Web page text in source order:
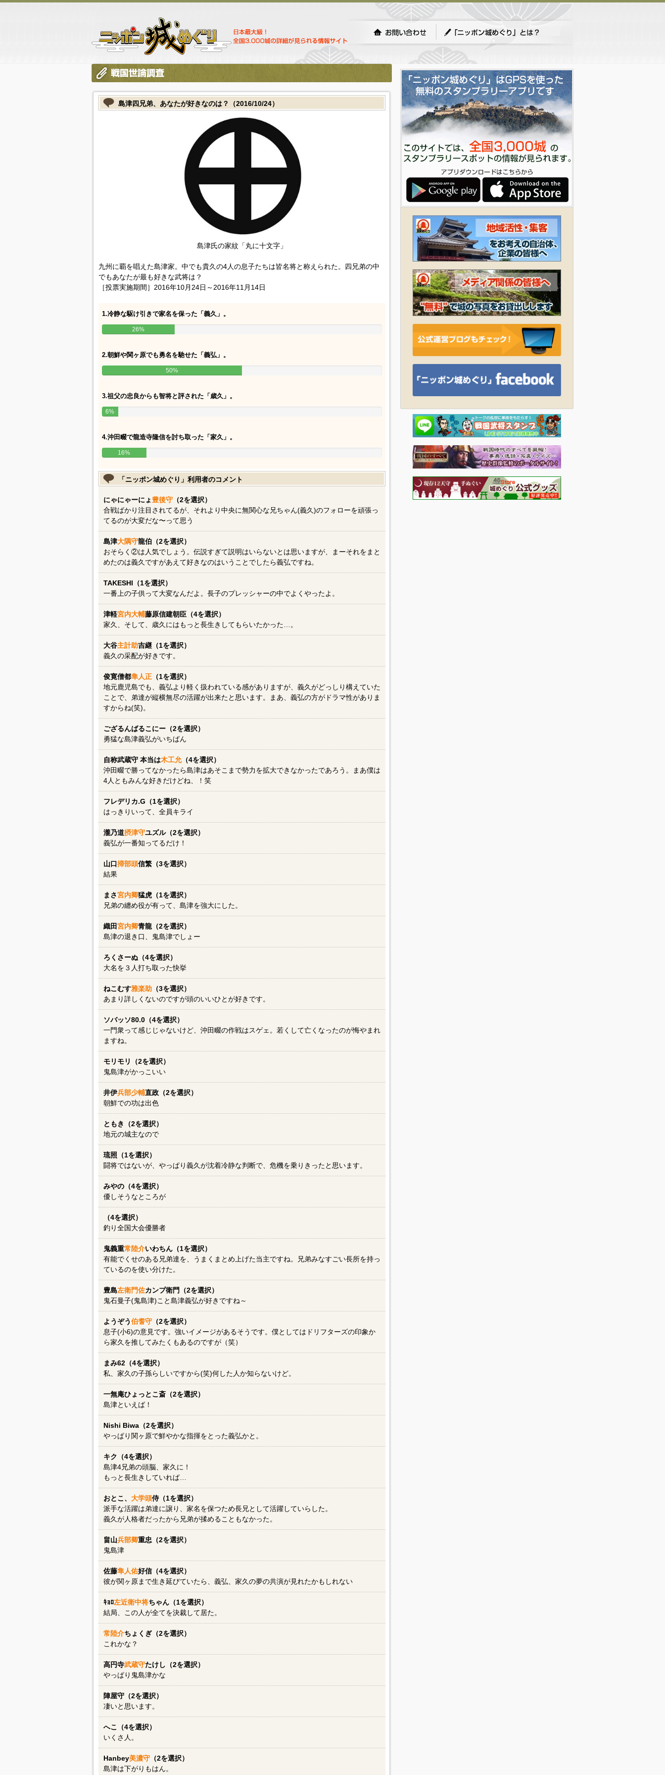
島津四兄弟、あなたが好きなのは？（2016/10/24）
島津氏の家紋「丸に十文字」
九州に覇を唱えた島津家。中でも貴久の4人の息子たちは皆名将と称えられた。四兄弟の中
でもあなたが最も好きな武将は？
［投票実施期間］2016年10月24日～2016年11月14日
1.冷静な駆け引きで家名を保った「義久」。
26%
2.朝鮮や関ヶ原でも勇名を馳せた「義弘」。
50%
3.祖父の忠良からも智将と評された「歳久」。
6%
4.沖田畷で龍造寺隆信を討ち取った「家久」。
16%
「ニッポン城めぐり」利用者のコメント
にゃにゃーにょ 豊後守（2を選択）
合戦ばかり注目されてるが、それより中央に無関心な兄ちゃん(義久)のフォローを頑張っ
てるのが大変だな〜って思う
島津大隅守龍伯（2を選択）
おそらく②は人気でしょう。伝説すぎて説明はいらないとは思いますが、まーそれをまと
めたのは義久ですがあえて好きなのはいうことでしたら義弘ですね。
TAKESHI（1を選択）
一番上の子供って大変なんだよ。長子のプレッシャーの中でよくやったよ。
津軽宮内大輔藤原信建朝臣（4を選択）
家久、そして、歳久にはもっと長生きしてもらいたかった…。
大谷主計助吉継（1を選択）
義久の采配が好きです。
俊寛僧都隼人正（1を選択）
地元鹿児島でも、義弘より軽く扱われている感がありますが、義久がどっしり構えていた
ことで、弟達が縦横無尽の活躍が出来たと思います。まあ、義弘の方がドラマ性がありま
すからね(笑)。
ござるんばるこにー（2を選択）
勇猛な島津義弘がいちばん
自称武蔵守 本当は木工允（4を選択）
沖田畷で勝ってなかったら島津はあそこまで勢力を拡大できなかったであろう。まあ僕は
4人ともみんな好きだけどね、！笑
フレデリカ.G（1を選択）
はっきりいって、全員キライ
瀧乃道摂津守ユズル（2を選択）
義弘が一番知ってるだけ！
山口掃部頭信繁（3を選択）
結果
まさ宮内卿猛虎（1を選択）
兄弟の纏め役が有って、島津を強大にした。
織田宮内卿青龍（2を選択）
島津の退き口、鬼島津でしょー
ろくさーぬ（4を選択）
大名を３人打ち取った快挙
ねこむす雅楽助（3を選択）
あまり詳しくないのですが頭のいいひとが好きです。
ソバッソ80.0（4を選択）
一門衆って感じじゃないけど、沖田畷の作戦はスゲェ。若くして亡くなったのが悔やまれ
ますね。
モリモリ（2を選択）
鬼島津がかっこいい
井伊兵部少輔直政（2を選択）
朝鮮での功は出色
ともき（2を選択）
地元の城主なので
琉照（1を選択）
闘将ではないが、やっぱり義久が沈着冷静な判断で、危機を乗りきったと思います。
みやの（4を選択）
優しそうなところが
（4を選択）
釣り全国大会優勝者
鬼義重常陸介いわちん（1を選択）
有能でくせのある兄弟達を、うまくまとめ上げた当主ですね。兄弟みなすごい長所を持っ
ているのを使い分けた。
豊島左衛門佐カンプ衛門（2を選択）
鬼石曼子(鬼島津)こと島津義弘が好きですね～
ようぞう伯耆守（2を選択）
息子(小6)の意見です。強いイメージがあるそうです。僕としてはドリフターズの印象か
ら家久を推してみたくもあるのですが（笑）
まみ62（4を選択）
私、家久の子孫らしいですから(笑)何した人か知らないけど。
一無庵ひょっとこ斎（2を選択）
島津といえば！
Nishi Biwa（2を選択）
やっぱり関ヶ原で鮮やかな指揮をとった義弘かと。
キク（4を選択）
島津4兄弟の頭脳、家久に！
もっと長生きしていれば…
おとこ、 大学頭侍（1を選択）
派手な活躍は弟達に譲り、家名を保つため長兄として活躍していらした。
義久が人格者だったから兄弟が揉めることもなかった。
畠山兵部卿重忠（2を選択）
鬼島津
佐藤隼人佑好信（4を選択）
彼が関ヶ原まで生き延びていたら、義弘、家久の夢の共演が見れたかもしれない
ｷｮﾛ左近衛中将ちゃん（1を選択）
結局、この人が全てを決裁して居た。
常陸介ちょくぎ（2を選択）
これかな？
高円寺武蔵守たけし（2を選択）
やっぱり鬼島津かな
陣屋守（2を選択）
凄いと思います。
へこ（4を選択）
いくさ人。
Hanbey美濃守（2を選択）
島津は下がりもはん。